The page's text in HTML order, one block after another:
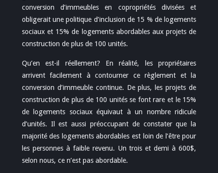
conversion d’immeubles en copropriétés divisées et
obligerait une politique d’inclusion de 15 % de logements
sociaux et 15% de logements abordables aux projets de
construction de plus de 100 unités.
Qu’en est-il réellement? En réalité, les propriétaires
arrivent facilement à contourner ce règlement et la
conversion d’immeuble continue. De plus, les projets de
construction de plus de 100 unités se font rare et le 15%
de logements sociaux équivaut à un nombre ridicule
d’unités. Il est aussi préoccupant de constater que la
majorité des logements abordables est loin de l’être pour
les personnes à faible revenu. Un trois et demi à 600$,
selon nous, ce n’est pas abordable.